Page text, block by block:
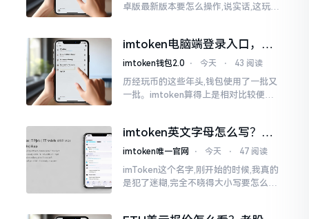
卓版最新版本要怎么操作,说实话,这玩意
0版本
imtoken电脑端登录入口，地
址在这里
imtoken钱包2.0 ⋅ 今天 ⋅ 43 阅读
历经玩币的这些年头,钱包使用了一批又
一批。imtoken算得上是相对比较便于
就得去寻觅电脑端的入口。
imtoken英文字母怎么写？正
确拼写看这里
imtoken唯一官网 ⋅ 今天 ⋅ 47 阅读
imToken这个名字,刚开始的时候,我真的
是犯了迷糊,完全不晓得大小写要怎么去